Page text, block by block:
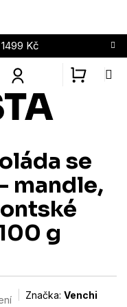
Kč
se
mandle,
g
Značka:Venchi